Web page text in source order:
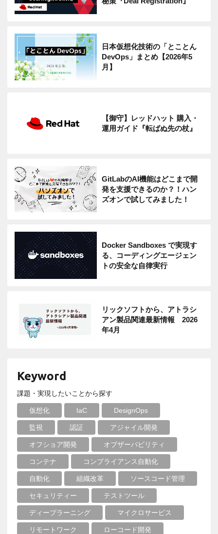
日本仮想化技術の「とことん
DevOps」まとめ【2026年5
月】
【御守】レッドハット 購入・
運用ガイド『転ばぬ先の杖』
GitLabのAI機能はどこまで開
発を支援できるのか？！ハン
ズオンで試してみました！
Docker Sandboxes で実現す
る、コーディングエージェン
トの安全な自律実行
リックソフトから、アトラシ
アン製品関連最新情報 2026
年4月
Keyword
課題・実現したいことから探す
仮想化 IaC DesignOps
監視 認証 アジャイル開発
オフショア開発 オブザーバビリティ
コンテナ コンプライアンス自動化
自動化 組織改革 ソースコード管理
セキュリティー テストツール
ディープラーニング マイクロサービス
リモートワーク ローコード開発